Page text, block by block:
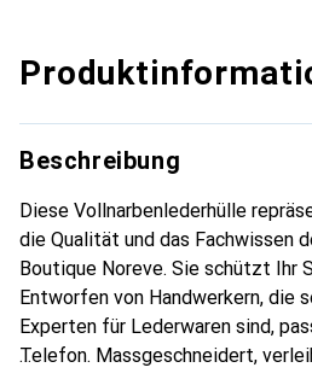
Beschreibung
Diese Vollnarbenlederhülle
die Qualität und das Fachwissen
Boutique Noreve. Sie schützt Ihr
Entworfen von Handwerkern, die
Experten für Lederwaren sind,
Telefon. Massgeschneidert,